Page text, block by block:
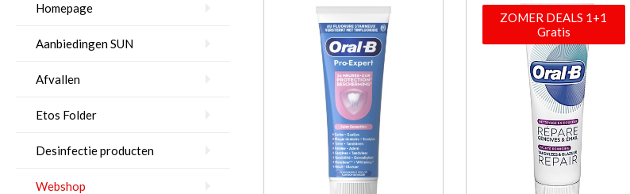
Homepage
Aanbiedingen SUN
Afvallen
Etos Folder
Desinfectie producten
Webshop
ZOMER DEALS 1+1
Gratis